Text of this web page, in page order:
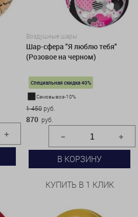
Воздушные шары
Шар-сфера "Я люблю тебя"
(Розовое на черном)
Специальная скидка 40%
Самовывоз-10%
1 450 руб.
870 руб.
В КОРЗИНУ
КУПИТЬ В 1 КЛИК